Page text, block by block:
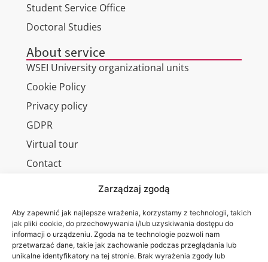
Zarządzaj zgodą
Aby zapewnić jak najlepsze wrażenia, korzystamy z technologii, takich
jak pliki cookie, do przechowywania i/lub uzyskiwania dostępu do
informacji o urządzeniu. Zgoda na te technologie pozwoli nam
przetwarzać dane, takie jak zachowanie podczas przeglądania lub
unikalne identyfikatory na tej stronie. Brak wyrażenia zgody lub
Student Service Office
Doctoral Studies
About service
WSEI University organizational units
Cookie Policy
Privacy policy
GDPR
Virtual tour
Contact
WSEI
University
4
Wa are on: